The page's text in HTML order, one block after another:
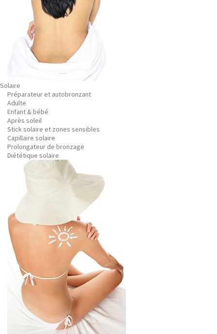
Solaire
Préparateur et autobronzant
Adulte
Enfant & bébé
Après soleil
Stick solaire et zones sensibles
Capillaire solaire
Prolongateur de bronzage
Diététique solaire